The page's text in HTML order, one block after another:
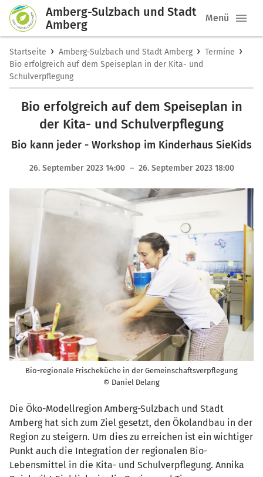
Amberg-Sulzbach und Stadt
Amberg
Menü
Startseite › Amberg-Sulzbach und Stadt Amberg › Termine ›
Bio erfolgreich auf dem Speiseplan in der Kita- und
Schulverpflegung
Bio erfolgreich auf dem Speiseplan in
der Kita- und Schulverpflegung
Bio kann jeder - Workshop im Kinderhaus SieKids
26. September 2023 14:00 – 26. September 2023 18:00
Bio-regionale Frischeküche in der Gemeinschaftsverpflegung
© Daniel Delang
Die Öko-Modellregion Amberg-Sulzbach und Stadt
Amberg hat sich zum Ziel gesetzt, den Ökolandbau in der
Region zu steigern. Um dies zu erreichen ist ein wichtiger
Punkt auch die Integration der regionalen Bio-
Lebensmittel in die Kita- und Schulverpflegung. Annika